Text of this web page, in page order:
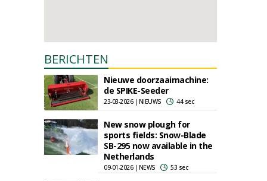
BERICHTEN
Nieuwe doorzaaimachine:
de SPIKE-Seeder
23-03-2026 | NIEUWS 44 sec
New snow plough for
sports fields: Snow-Blade
SB-295 now available in the
Netherlands
09-01-2026 | NEWS 53 sec